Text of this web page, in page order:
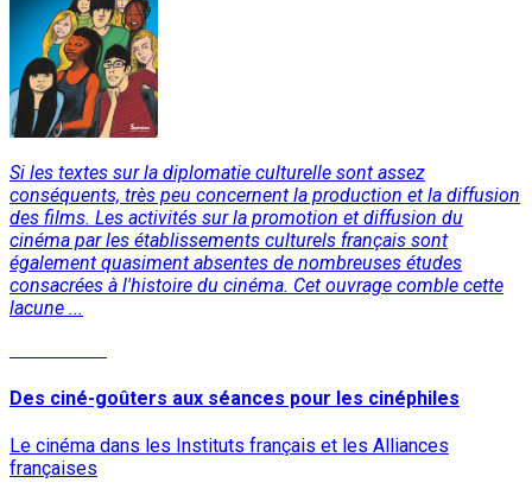
Si les textes sur la diplomatie culturelle sont assez
conséquents, très peu concernent la production et la diffusion
des films. Les activités sur la promotion et diffusion du
cinéma par les établissements culturels français sont
également quasiment absentes de nombreuses études
consacrées à l'histoire du cinéma. Cet ouvrage comble cette
lacune ...
Des ciné-goûters aux séances pour les cinéphiles
Le cinéma dans les Instituts français et les Alliances
françaises